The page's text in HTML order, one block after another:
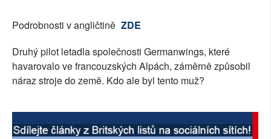
Podrobnosti v angličtině ZDE
Druhý pilot letadla společnosti Germanwings, které
havarovalo ve francouzských Alpách, záměrně způsobil
náraz stroje do země. Kdo ale byl tento muž?